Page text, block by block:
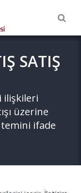
SATIŞ
ilişkileri
üzerine
ifade